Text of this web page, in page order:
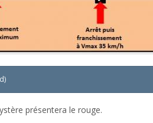
présentera le rouge.